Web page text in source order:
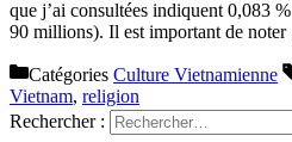
que j’ai consultées indiquent 0,083
90 millions). Il est important de
Catégories Culture Vietnamienne
Vietnam, religion
Rechercher :